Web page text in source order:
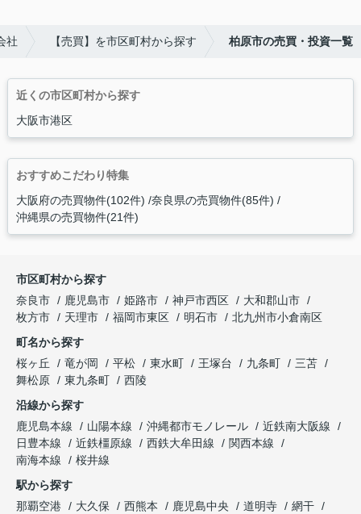
社 【売買】を市区町村から探す 柏原市の売買・投資一覧
近くの市区町村から探す
大阪市港区
おすすめこだわり特集
大阪府の売買物件(102件) 奈良県の売買物件(85件)
沖縄県の売買物件(21件)
市区町村から探す
奈良市
鹿児島市 姫路市 神戸市西区
大和郡山市
枚方市
天理市 福岡市東区 明石市
北九州市小倉南区
町名から探す
桜ヶ丘
竜が岡 平松 東水町 王塚台 九条町
三苫
舞松原
東九条町
西陵
沿線から探す
鹿児島本線
山陽本線 沖縄都市モノレール
近鉄南大阪線
日豊本線
近鉄橿原線 西鉄大牟田線
関西本線
南海本線
桜井線
駅から探す
那覇空港
大久保 西熊本 鹿児島中央 道明寺
網干